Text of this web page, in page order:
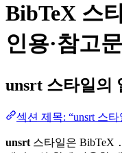
BibTeX 스
인용·참고
unsrt 스타일의
섹션 제목: “unsrt 스
unsrt 스타일은 BibTeX